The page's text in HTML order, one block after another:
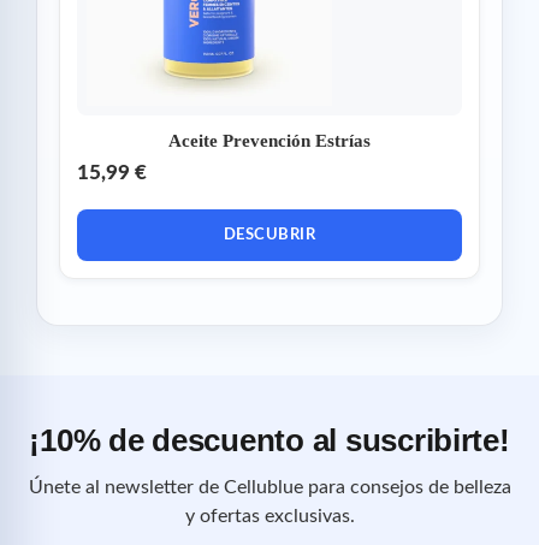
Aceite Prevención Estrías
15,99 €
DESCUBRIR
¡10% de descuento al suscribirte!
Únete al newsletter de Cellublue para consejos de belleza
y ofertas exclusivas.